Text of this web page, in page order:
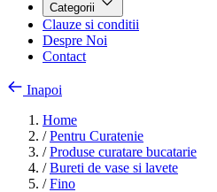
Categorii
Clauze si conditii
Despre Noi
Contact
Inapoi
Home
/ Pentru Curatenie
/ Produse curatare bucatarie
/ Bureti de vase si lavete
/ Fino